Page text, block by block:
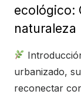
ecológico:
naturaleza
urbanizado,
reconectar